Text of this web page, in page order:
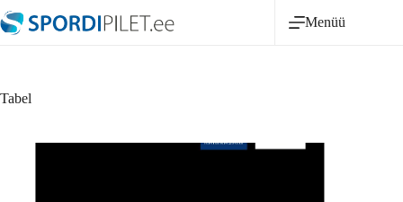
to
content
Menüü
Tabel